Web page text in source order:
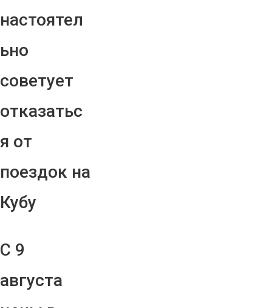
настоятел
ьно
советует
отказатьс
я от
поездок на
Кубу
С 9
августа